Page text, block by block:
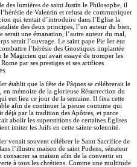
des lumières de saint Justin le Philosophe, il
de Valentin et refusa de communiquer
qui tentait d’introduire dans l’Eglise la
des deux principes, l’un auteur du bien,
serait une émanation, l’autre auteur du mal,
serait l’ouvrage. Le saint pape Pie Ier eut
l’hérésie des Gnostiques implantée
le Magicien qui avait essayé de tromper les
par ses prestiges et ses artifices
établit que la fête de Pâques se célébrerait le
en mémoire de la glorieuse Résurrection du
eut lieu ce jour de la semaine. Il fixa cette
afin de continuer la pieuse coutume qui
déjà par la tradition des Apôtres, et parce
abolir les superstitions de certaines Eglises
imiter les Juifs en cette sainte solennité.
venait souvent célébrer le Saint Sacrifice de
l’illustre maison de saint Pudens, sénateur
consacrer sa maison afin de la convertir en
à tous les chrétiens. Comme une multitude